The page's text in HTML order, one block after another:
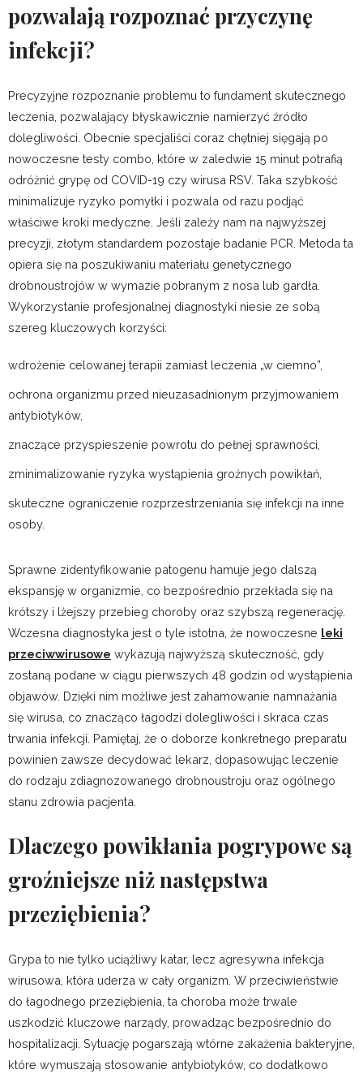
pozwalają rozpoznać przyczynę
infekcji?
Precyzyjne rozpoznanie problemu to fundament skutecznego
leczenia, pozwalający błyskawicznie namierzyć źródło
dolegliwości. Obecnie specjaliści coraz chętniej sięgają po
nowoczesne testy combo, które w zaledwie 15 minut potrafią
odróżnić grypę od COVID-19 czy wirusa RSV. Taka szybkość
minimalizuje ryzyko pomyłki i pozwala od razu podjąć
właściwe kroki medyczne. Jeśli zależy nam na najwyższej
precyzji, złotym standardem pozostaje badanie PCR. Metoda ta
opiera się na poszukiwaniu materiału genetycznego
drobnoustrojów w wymazie pobranym z nosa lub gardła.
Wykorzystanie profesjonalnej diagnostyki niesie ze sobą
szereg kluczowych korzyści:
wdrożenie celowanej terapii zamiast leczenia „w ciemno”,
ochrona organizmu przed nieuzasadnionym przyjmowaniem
antybiotyków,
znaczące przyspieszenie powrotu do pełnej sprawności,
zminimalizowanie ryzyka wystąpienia groźnych powikłań,
skuteczne ograniczenie rozprzestrzeniania się infekcji na inne
osoby.
Sprawne zidentyfikowanie patogenu hamuje jego dalszą
ekspansję w organizmie, co bezpośrednio przekłada się na
krótszy i lżejszy przebieg choroby oraz szybszą regenerację.
Wczesna diagnostyka jest o tyle istotna, że nowoczesne leki
przeciwwirusowe wykazują najwyższą skuteczność, gdy
zostaną podane w ciągu pierwszych 48 godzin od wystąpienia
objawów. Dzięki nim możliwe jest zahamowanie namnażania
się wirusa, co znacząco łagodzi dolegliwości i skraca czas
trwania infekcji. Pamiętaj, że o doborze konkretnego preparatu
powinien zawsze decydować lekarz, dopasowując leczenie
do rodzaju zdiagnozowanego drobnoustroju oraz ogólnego
stanu zdrowia pacjenta.
Dlaczego powikłania pogrypowe są
groźniejsze niż następstwa
przeziębienia?
Grypa to nie tylko uciążliwy katar, lecz agresywna infekcja
wirusowa, która uderza w cały organizm. W przeciwieństwie
do łagodnego przeziębienia, ta choroba może trwale
uszkodzić kluczowe narządy, prowadząc bezpośrednio do
hospitalizacji. Sytuację pogarszają wtórne zakażenia bakteryjne,
które wymuszają stosowanie antybiotyków, co dodatkowo